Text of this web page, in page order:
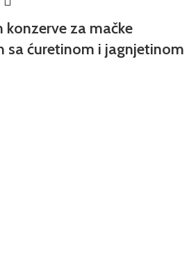
za mačke
sa ćuretinom i jagnjetinom